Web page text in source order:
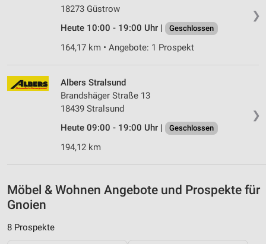
❯
18273 Güstrow
Heute 10:00 - 19:00 Uhr |
Geschlossen
164,17 km • Angebote: 1 Prospekt
❯
Albers Stralsund
Brandshäger Straße 13
18439 Stralsund
Heute 09:00 - 19:00 Uhr |
Geschlossen
194,12 km
Möbel & Wohnen Angebote und Prospekte für
Gnoien
8 Prospekte
personalisierter Werbung
Erstellung von Profilen zur Personalisierung
von Inhalten
personalisierter Inhalte
Messung der Werbeleistung
Messung der Performance von Inhalten
Analyse von Zielgruppen durch Statistiken oder
Entwicklung und Verbesserung der Angebote
Inhalten